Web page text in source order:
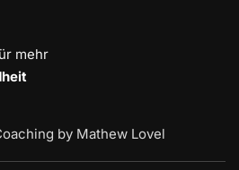
mehr
by Mathew Lovel